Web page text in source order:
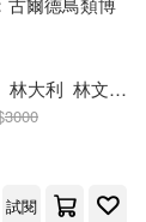
林大利 林文宏
3000
試閱